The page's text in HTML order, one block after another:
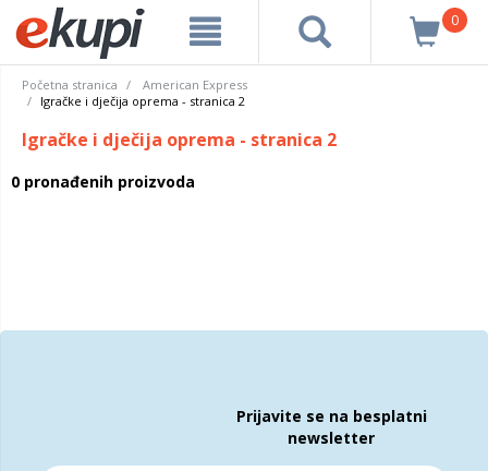
0
Početna stranica
American Express
Igračke i dječija oprema - stranica 2
Igračke i dječija oprema - stranica 2
0 pronađenih proizvoda
Prijavite se na besplatni
newsletter